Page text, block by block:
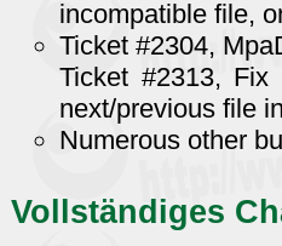
incompatible file,
Ticket #2304,
Ticket #2313,
next/previous file
Numerous other
Vollständiges